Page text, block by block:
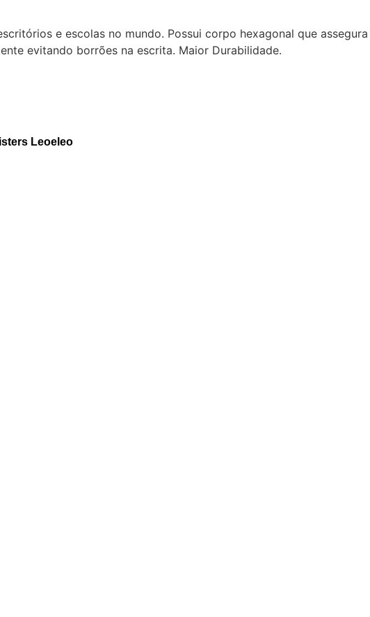
e escolas no mundo. Possui corpo hexagonal que
evitando borrões na escrita. Maior Durabilidade.
Leoeleo